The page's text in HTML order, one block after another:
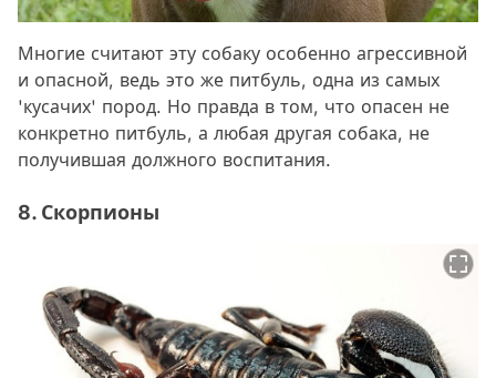
Многие считают эту собаку особенно агрессивной
и опасной, ведь это же питбуль, одна из самых
'кусачих' пород. Но правда в том, что опасен не
конкретно питбуль, а любая другая собака, не
получившая должного воспитания.
8. Скорпионы